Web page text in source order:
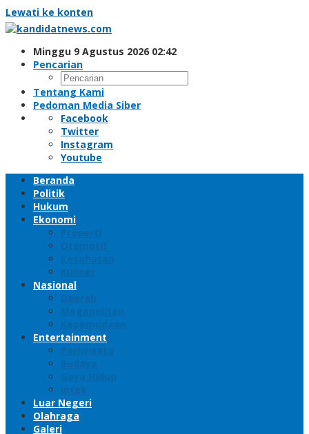
Lewati ke konten
Minggu 9 Agustus 2026 02:42
Pencarian
Tentang Kami
Pedoman Media Siber
Facebook
Twitter
Instagram
Youtube
Beranda
Politik
Hukum
Ekonomi
Properti
Otomotif
Kesehatan
Kuliner
Nasional
Daerah
Megapolitan
Kepemudaan
Entertainment
Pariwisata
Budaya
Gaya Hidup
Iptek
Luar Negeri
Olahraga
Galeri